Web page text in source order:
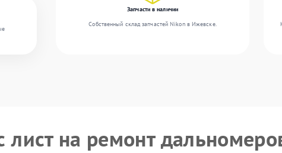
Запчасти в наличии
Собственный склад запчастей Nikon в Ижевске.
лист на ремонт